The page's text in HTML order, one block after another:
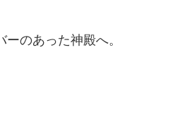
のあった神殿へ。